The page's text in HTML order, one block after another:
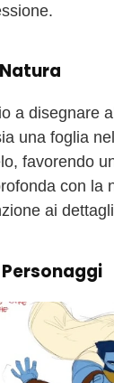
a disegnare
una foglia
favorendo
con la
ai